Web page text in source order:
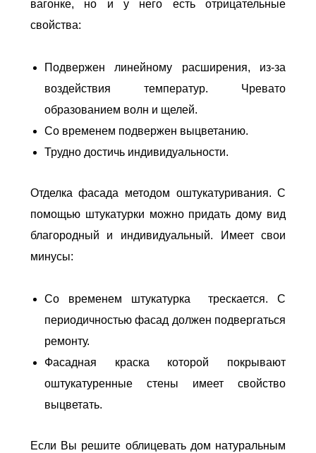
вагонке, но и у него есть отрицательные
свойства:
Подвержен линейному расширения, из-за
воздействия температур. Чревато
образованием волн и щелей.
Со временем подвержен выцветанию.
Трудно достичь индивидуальности.
Отделка фасада методом оштукатуривания. С
помощью штукатурки можно придать дому вид
благородный и индивидуальный. Имеет свои
минусы:
Со временем штукатурка трескается. С
периодичностью фасад должен подвергаться
ремонту.
Фасадная краска которой покрывают
оштукатуренные стены имеет свойство
выцветать.
Если Вы решите облицевать дом натуральным